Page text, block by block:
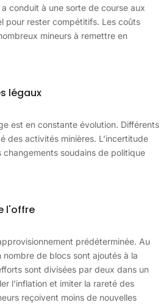
conduit à une sorte de course aux
pour rester compétitifs. Les coûts
mineurs à remettre en
légaux
est en constante évolution. Différents
des activités minières. L’incertitude
soudains de politique
l'offre
prédéterminée. Au
nombre de blocs sont ajoutés à la
sont divisées par deux dans un
l’inflation et imiter la rareté des
reçoivent moins de nouvelles